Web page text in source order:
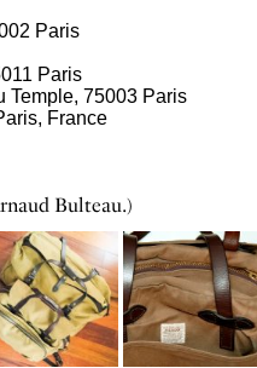
Paris
Paris
Temple, 75003 Paris
France
Bulteau.)